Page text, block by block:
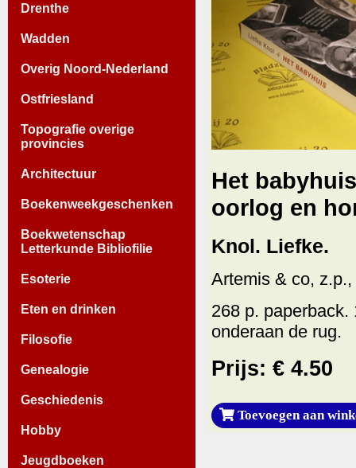
Drenthe
Wadden
Overig Noord-Nederland
Ostfriesland
Topografie overige
provincies
Architectuur
Boekenweekgeschenken
Boekwetenschap
Letterkunde Bibliofilie
Esoterie
Eten en drinken
Filosofie
Genealogie
Geschiedenis
Hobby
Jeugdboeken
Het
oorlog en
Knol. Liefke.
Artemis & co,
268 p.
onderaan de rug.
Prijs: € 4.50
Toevoegen aan